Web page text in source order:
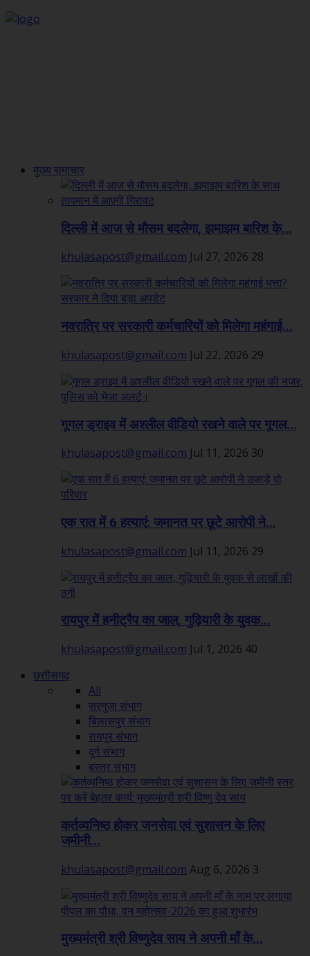
मुख्य समाचार
दिल्ली में आज से मौसम बदलेगा, झमाझम बारिश के...
khulasapost@gmail.com Jul 27, 2026 28
नवरात्रि पर सरकारी कर्मचारियों को मिलेगा महंगाई...
khulasapost@gmail.com Jul 22, 2026 29
गूगल ड्राइव में अश्लील वीडियो रखने वाले पर गूगल...
khulasapost@gmail.com Jul 11, 2026 30
एक रात में 6 हत्याएं: जमानत पर छूटे आरोपी ने...
khulasapost@gmail.com Jul 11, 2026 29
रायपुर में हनीट्रैप का जाल, गुढ़ियारी के युवक...
khulasapost@gmail.com Jul 1, 2026 40
छत्तीसगढ़
All
सरगुजा संभाग
बिलासपुर संभाग
रायपुर संभाग
दुर्ग संभाग
बस्तर संभाग
कर्तव्यनिष्ठ होकर जनसेवा एवं सुशासन के लिए
जमीनी...
khulasapost@gmail.com Aug 6, 2026 3
मुख्यमंत्री श्री विष्णुदेव साय ने अपनी माँ के...